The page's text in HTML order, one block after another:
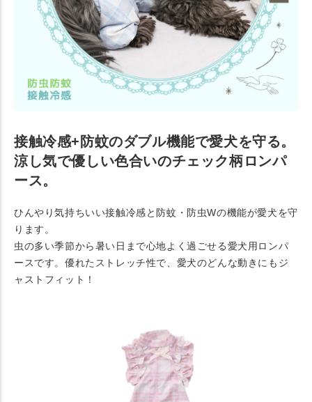
接触冷感+防蚊のダブル機能で愛犬を守る。
涼し気で優しい色合いのチェック柄ロンパ
ース。
ひんやり気持ちいい接触冷感と防蚊・防虫Wの機能が愛犬を守
ります。
虫の多い季節から暑い日まで心地よく過ごせる愛犬用ロンパ
ースです。優れたストレッチ性で、愛犬のどんな動きにもジ
ャストフィット！